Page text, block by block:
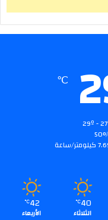
℃
ساعة
40
℃
الثلاثاء
42
℃
الأربعاء